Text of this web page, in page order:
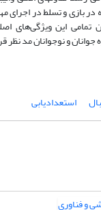
بازی و تسلط در اجرای
تمامی این ویژگیهای
و نوجوانان مد نظر
استعدادیابی